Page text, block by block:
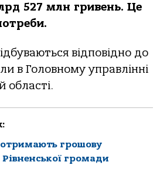
527 млн гривень. Це
відповідно до
в Головному управлінні
області.
грошову
громади